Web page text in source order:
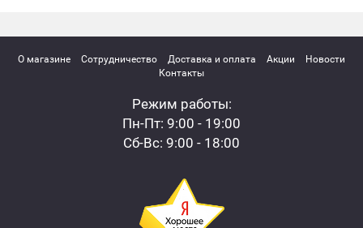
О магазине Сотрудничество Доставка и оплата Акции
Новости
Контакты
Режим работы:
Пн-Пт: 9:00 - 19:00
Сб-Вс: 9:00 - 18:00